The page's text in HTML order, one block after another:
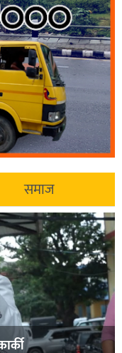
समाज